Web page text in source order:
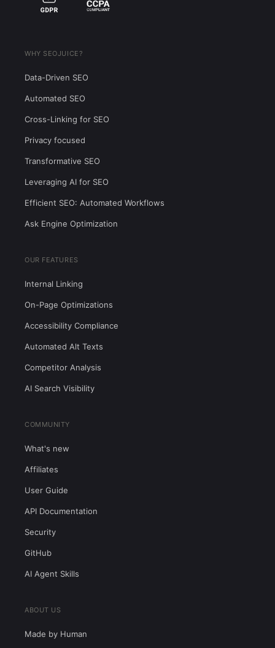
WHY SEOJUICE?
Data-Driven SEO
Automated SEO
Cross-Linking for SEO
Privacy focused
Transformative SEO
Leveraging AI for SEO
Efficient SEO: Automated Workflows
Ask Engine Optimization
OUR FEATURES
Internal Linking
On-Page Optimizations
Accessibility Compliance
Automated Alt Texts
Competitor Analysis
AI Search Visibility
COMMUNITY
What's new
Affiliates
User Guide
API Documentation
Security
GitHub
AI Agent Skills
ABOUT US
Made by Human